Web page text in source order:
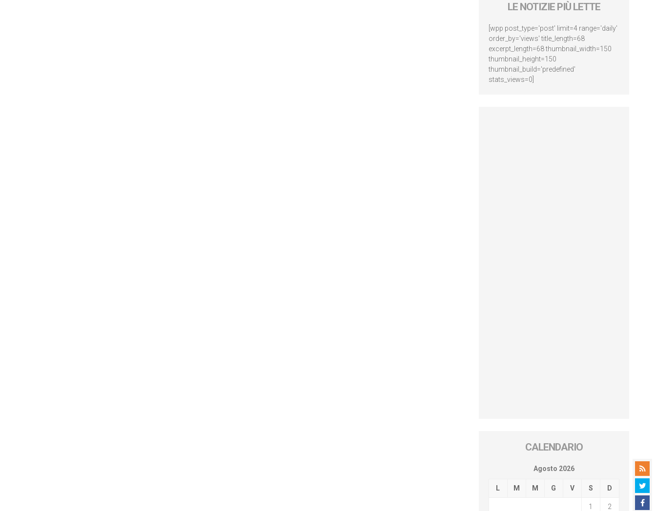
LE NOTIZIE PIÙ LETTE
[wpp post_type='post' limit=4 range='daily'
order_by='views' title_length=68
excerpt_length=68 thumbnail_width=150
thumbnail_height=150
thumbnail_build='predefined'
stats_views=0]
CALENDARIO
Agosto 2026
L M M G V S D
1 2